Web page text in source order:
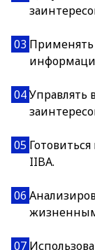
03 Применять
04Управлять
05
IIBA.
06
07